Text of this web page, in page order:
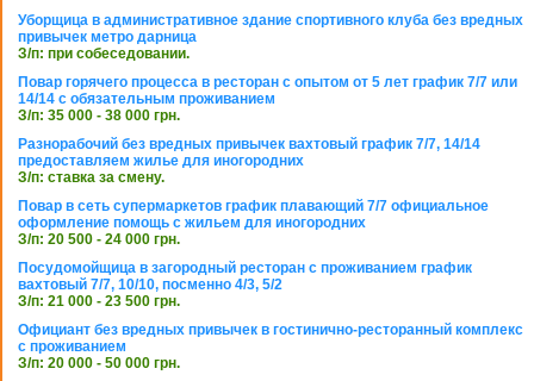
Уборщица в административное здание спортивного клуба без вредных
привычек метро дарница
З/п: при собеседовании.
Повар горячего процесса в ресторан с опытом от 5 лет график 7/7 или
14/14 с обязательным проживанием
З/п: 35 000 - 38 000 грн.
Разнорабочий без вредных привычек вахтовый график 7/7, 14/14
предоставляем жилье для иногородних
З/п: ставка за смену.
Повар в сеть супермаркетов график плавающий 7/7 официальное
оформление помощь с жильем для иногородних
З/п: 20 500 - 24 000 грн.
Посудомойщица в загородный ресторан с проживанием график
вахтовый 7/7, 10/10, посменно 4/3, 5/2
З/п: 21 000 - 23 500 грн.
Официант без вредных привычек в гостинично-ресторанный комплекс
с проживанием
З/п: 20 000 - 50 000 грн.